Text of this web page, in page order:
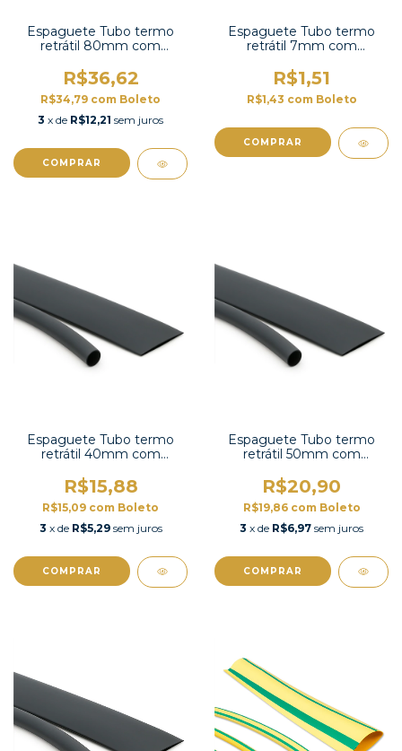
Espaguete Tubo termo
retrátil 80mm com
R$36,62
R$34,79 com Boleto
3 x de R$12,21 sem juros
COMPRAR
Espaguete Tubo termo
retrátil 7mm com
UL
R$1,51
R$1,43 com Boleto
COMPRAR
Espaguete Tubo termo
retrátil 40mm com
UL
R$15,88
R$15,09 com Boleto
3 x de R$5,29 sem juros
COMPRAR
Espaguete Tubo termo
retrátil 50mm com
R$20,90
R$19,86 com Boleto
3 x de R$6,97 sem juros
COMPRAR